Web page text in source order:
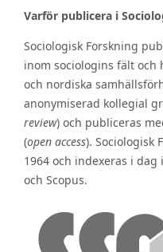
Varför publicera i
Sociologisk Forskning
inom sociologins fält och
och nordiska
anonymiserad kollegial
review) och publiceras
(open access). Sociologisk
1964 och indexeras i
och Scopus.